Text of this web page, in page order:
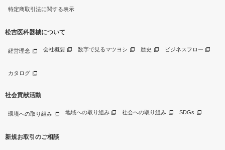
特定商取引法に関する表示
松吉医科器械について
経営理念 会社概要 数字で見るマツヨシ 歴史 ビジネスフロー
カタログ
社会貢献活動
環境への取り組み 地域への取り組み 社会への取り組み SDGs
新規お取引のご相談